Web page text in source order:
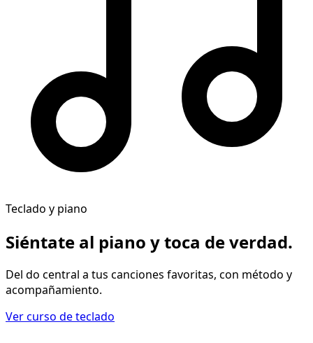
Teclado y piano
Siéntate al piano ytoca de verdad.
Del do central a tus canciones favoritas, con método y
acompañamiento.
Ver curso de teclado